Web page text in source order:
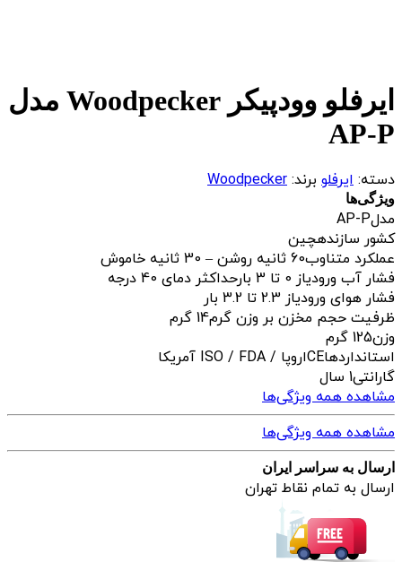
ایرفلو وودپیکر Woodpecker مدل
AP-P
دسته: ایرفلو برند: Woodpecker
ویژگی‌ها
مدلAP-P
کشور سازندهچین
عملکرد متناوب60 ثانیه روشن – 30 ثانیه خاموش
فشار آب ورودیاز 0 تا 3 بارحداکثر دمای 40 درجه
فشار هوای ورودیاز 2.3 تا 3.2 بار
ظرفیت حجم مخزن بر وزن گرم14 گرم
وزن125 گرم
استانداردهاCEاروپا / ISO / FDA آمریکا
گارانتی1 سال
مشاهده همه ویژگی‌ها
مشاهده همه ویژگی‌ها
ارسال به سراسر ایران
ارسال به تمام نقاط تهران